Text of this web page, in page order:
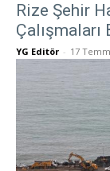
Rize Şehir
Çalışmaları
YG Editör - 17